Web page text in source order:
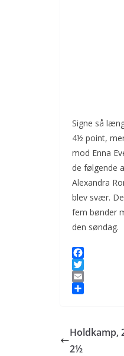
Signe så
4½ point,
mod Enna
de følgende
Alexandra
blev svær.
fem bønder
den søndag.
F
a
c
o
k
T
w
e
r
E
lr
e
Holdkamp,
2½